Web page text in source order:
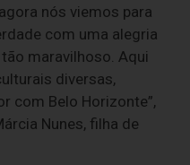
nós viemos para
com uma alegria
maravilhoso. Aqui
diversas,
com Belo Horizonte”,
Nunes, filha de